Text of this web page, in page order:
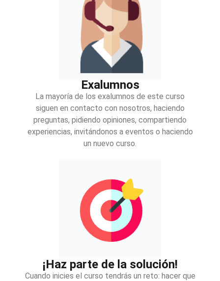
Exalumnos
La mayoría de los exalumnos de este curso
siguen en contacto con nosotros, haciendo
preguntas, pidiendo opiniones, compartiendo
experiencias, invitándonos a eventos o haciendo
un nuevo curso.
¡Haz parte de la solución!
Cuando inicies el curso tendrás un reto: hacer que